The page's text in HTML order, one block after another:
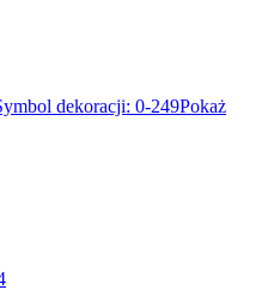
dekoracji: 0-249Pokaż